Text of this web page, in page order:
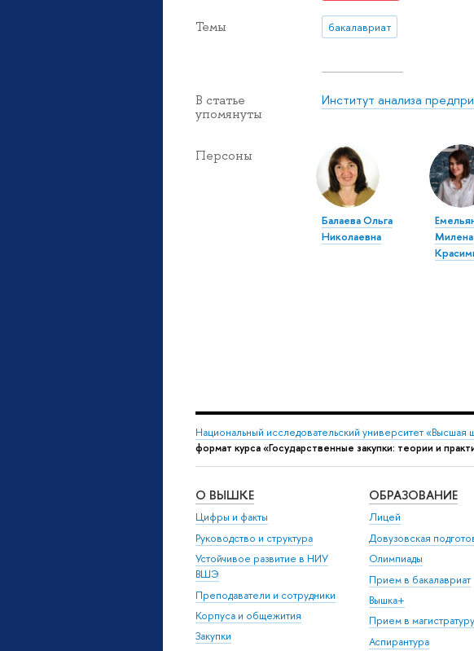
Темы бакалавриат
В статье
упомянуты
Институт анализа
Персоны
Балаева Ольга
Николаевна
Милена
Национальный исследовательский университет «Высшая
формат курса «Государственные закупки: теории и
О ВЫШКЕ
Цифры и факты
Руководство и структура
Устойчивое развитие в НИУ
ВШЭ
Преподаватели и сотрудники
Корпуса и общежития
Закупки
ОБРАЗОВАНИЕ
Лицей
Довузовская
Олимпиады
Прием в бакалавриат
Вышка+
Прием в магистратуру
Аспирантура